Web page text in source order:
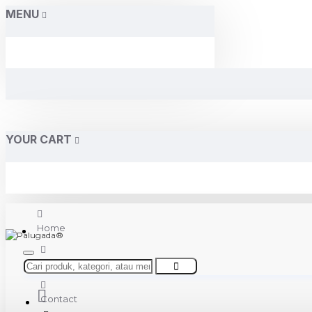
MENU
YOUR CART
Home
About Us
Contact